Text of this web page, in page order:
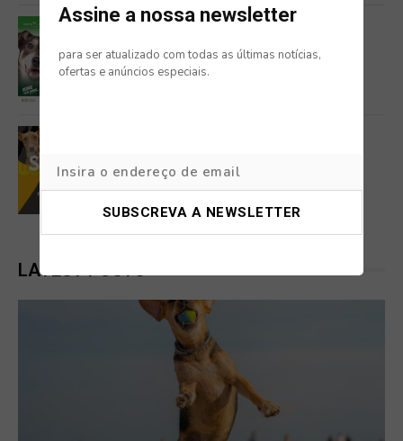
DOG FRIENDLY
FESTA ANIMAL 2026 EM MIRAFLORES
SESIMBRA PET 2026
LATEST POSTS
Assine a nossa newsletter
para ser atualizado com todas as últimas notícias,
ofertas e anúncios especiais.